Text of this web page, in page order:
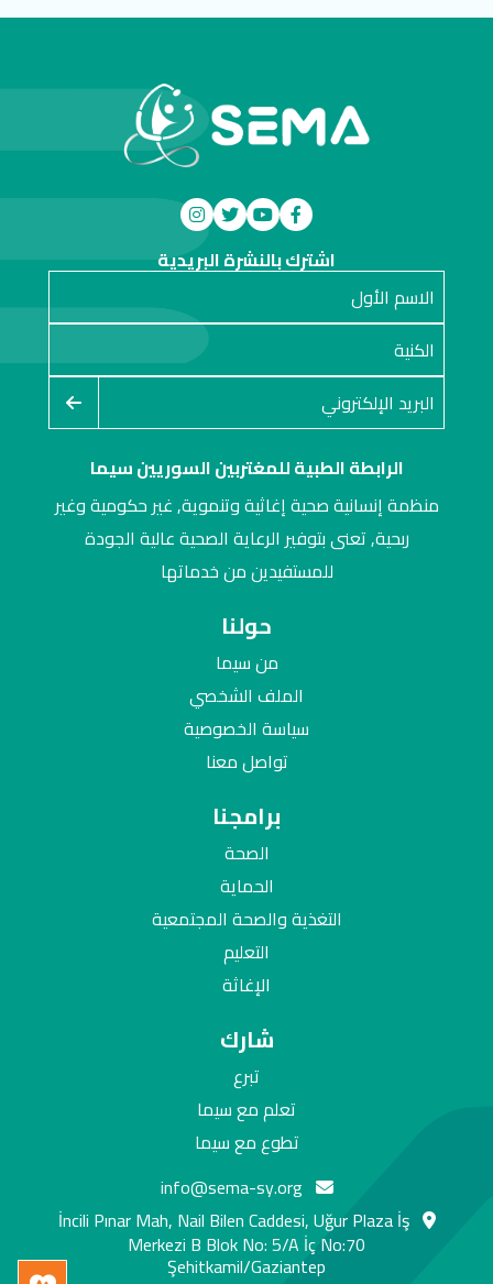
الرابطة الطبية للمغتربين السوريين سيما
منظمة إنسانية صحية إغاثية وتنموية, غير حكومية وغير
ربحية, تعنى بتوفير الرعاية الصحية عالية الجودة
للمستفيدين من خدماتها
info@sema-sy.org
İncili Pınar Mah, Nail Bilen Caddesi, Uğur Plaza İş
Merkezi B Blok No: 5/A İç No:70
Şehitkamil/Gaziantep
اشترك بالنشرة البريدية
حولنا
من سيما
الملف الشخصي
سياسة الخصوصية
تواصل معنا
برامجنا
الصحة
الحماية
التغذية والصحة المجتمعية
التعليم
الإغاثة
شارك
تبرع
تعلم مع سيما
تطوع مع سيما